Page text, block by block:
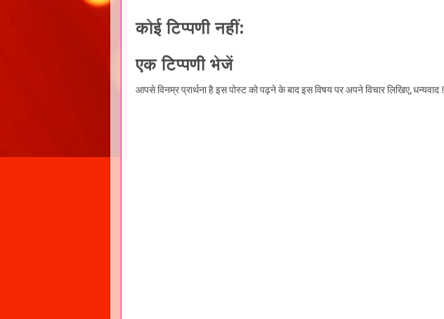
कोई टिप्पणी नहीं:
एक टिप्पणी भेजें
आपसे विनम्र प्रार्थना है इस पोस्ट को पढ़ने के बाद इस विषय पर अपने विचार लिखिए, धन्यवाद !